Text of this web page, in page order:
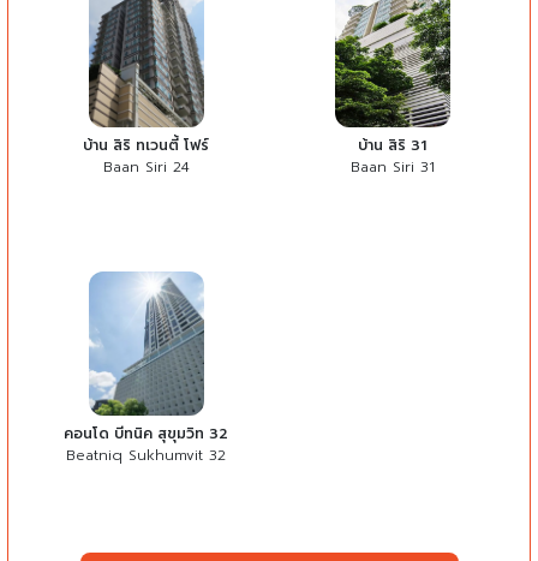
บ้าน สิริ ทเวนตี้ โฟร์
Baan Siri 24
บ้าน สิริ 31
Baan Siri 31
คอนโด บีทนิค สุขุมวิท 32
Beatniq Sukhumvit 32